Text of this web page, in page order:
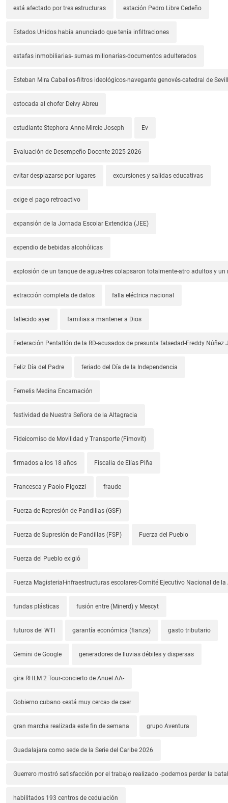
está afectado por tres estructuras estación Pedro Libre Cedeño
Estados Unidos había anunciado que tenía infiltraciones
estafas inmobiliarias- sumas millonarias-documentos adulterados
Esteban Mira Caballos-filtros ideológicos-navegante genovés-catedral de
estocada al chofer Deivy Abreu
estudiante Stephora Anne-Mircie Joseph Ev
Evaluación de Desempeño Docente 2025-2026
evitar desplazarse por lugares excursiones y salidas educativas
exige el pago retroactivo
expansión de la Jornada Escolar Extendida (JEE)
expendio de bebidas alcohólicas
explosión de un tanque de agua-tres colapsaron totalmente-atro adultos y un
extracción completa de datos falla eléctrica nacional
fallecido ayer familias a mantener a Dios
Federación Pentatlón de la RD-acusados de presunta falsedad-Freddy Núñez
Feliz Día del Padre feriado del Día de la Independencia
Fernelis Medina Encarnación
festividad de Nuestra Señora de la Altagracia
Fideicomiso de Movilidad y Transporte (Fimovit)
firmados a los 18 años Fiscalia de Elías Piña
Francesca y Paolo Pigozzi fraude
Fuerza de Represión de Pandillas (GSF)
Fuerza de Supresión de Pandillas (FSP) Fuerza del Pueblo
Fuerza del Pueblo exigió
Fuerza Magisterial-infraestructuras escolares-Comité Ejecutivo Nacional de la
fundas plásticas fusión entre (Minerd) y Mescyt
futuros del WTI garantía económica (fianza) gasto tributario
Gemini de Google generadores de lluvias débiles y dispersas
gira RHLM 2 Tour-concierto de Anuel AA-
Gobierno cubano «está muy cerca» de caer
gran marcha realizada este fin de semana grupo Aventura
Guadalajara como sede de la Serie del Caribe 2026
Guerrero mostró satisfacción por el trabajo realizado -podemos perder la
habilitados 193 centros de cedulación